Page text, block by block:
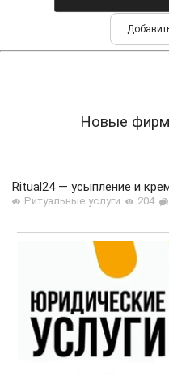
Новые
Ritual24 — усыпление и
Ритуальные услуги 204